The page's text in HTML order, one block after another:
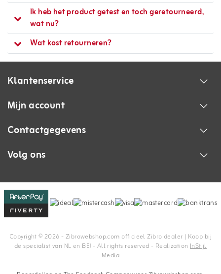
Ik heb het product getest en toch geretourneerd,
wat nu?
Wat kost retourneren?
Klantenservice
Mijn account
Contactgegevens
Volg ons
Copyright © 2026 - Zibrowebshop.com officieel Zibro dealer | Koop bij
de specialist van NL en BE! - All rights reserved - Realization InStijl
Media